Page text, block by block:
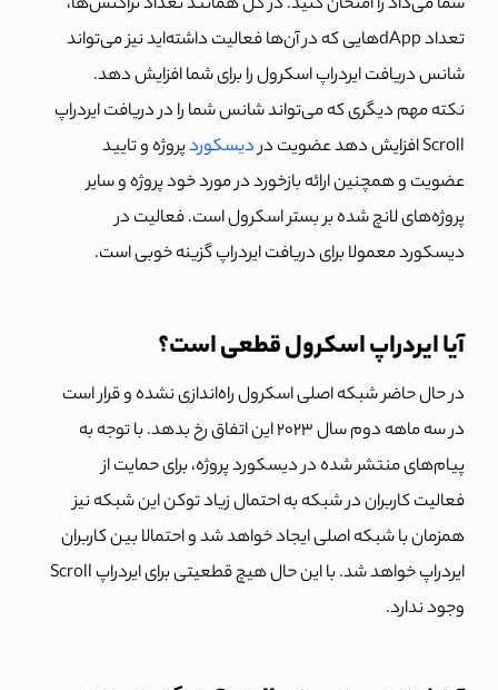
تعداد dAppهایی که در آن‌ها فعالیت داشته‌اید نیز می‌تواند
شانس دریافت ایردراپ اسکرول را برای شما افزایش دهد.
نکته مهم دیگری که می‌تواند شانس شما را در دریافت ایردراپ
Scroll افزایش دهد عضویت در
دیسکوردپروژه و تایید
عضویت و همچنین ارائه بازخورد در مورد خود پروژه و سایر
پروژه‌های لانچ شده بر بستر اسکرول است. فعالیت در
دیسکورد معمولا برای دریافت ایردراپ گزینه خوبی است.
آیا ایردراپ اسکرول قطعی است؟
در حال حاضر شبکه اصلی اسکرول راه‌اندازی نشده و قرار است
در سه ماهه دوم سال 2023 این اتفاق رخ بدهد. با توجه به
پیام‌های منتشر شده در دیسکورد پروژه، برای حمایت از
فعالیت کاربران در شبکه به احتمال زیاد توکن این شبکه نیز
همزمان با شبکه اصلی ایجاد خواهد شد و احتمالا بین کاربران
ایردراپ خواهد شد. با این حال هیچ قطعیتی برای ایردراپ Scroll
وجود ندارد.